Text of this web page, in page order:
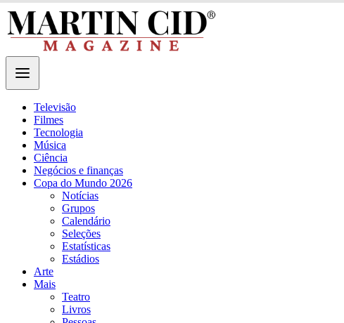
Televisão
Filmes
Tecnologia
Música
Ciência
Negócios e finanças
Copa do Mundo 2026
Notícias
Grupos
Calendário
Seleções
Estatísticas
Estádios
Arte
Mais
Teatro
Livros